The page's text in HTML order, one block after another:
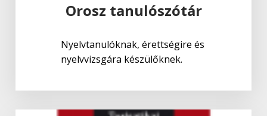
Orosz tanulószótár
Nyelvtanulóknak, érettségire és
nyelvvizsgára készülőknek.